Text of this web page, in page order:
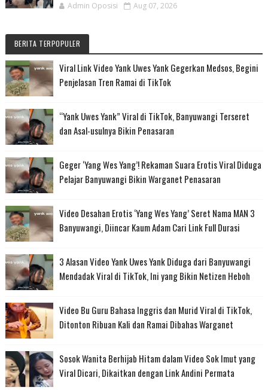
Admin Oposisi Aug 07, 2026
BERITA TERPOPULER
Viral Link Video Yank Uwes Yank Gegerkan Medsos, Begini
Penjelasan Tren Ramai di TikTok
“Yank Uwes Yank” Viral di TikTok, Banyuwangi Terseret
dan Asal-usulnya Bikin Penasaran
Geger ‘Yang Wes Yang’! Rekaman Suara Erotis Viral Diduga
Pelajar Banyuwangi Bikin Warganet Penasaran
Video Desahan Erotis ‘Yang Wes Yang’ Seret Nama MAN 3
Banyuwangi, Diincar Kaum Adam Cari Link Full Durasi
3 Alasan Video Yank Uwes Yank Diduga dari Banyuwangi
Mendadak Viral di TikTok, Ini yang Bikin Netizen Heboh
Video Bu Guru Bahasa Inggris dan Murid Viral di TikTok,
Ditonton Ribuan Kali dan Ramai Dibahas Warganet
Sosok Wanita Berhijab Hitam dalam Video Sok Imut yang
Viral Dicari, Dikaitkan dengan Link Andini Permata